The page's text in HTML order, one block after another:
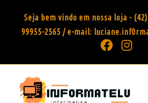
Seja bem vindo em nossa loja -
99955-2565 / e-mail: